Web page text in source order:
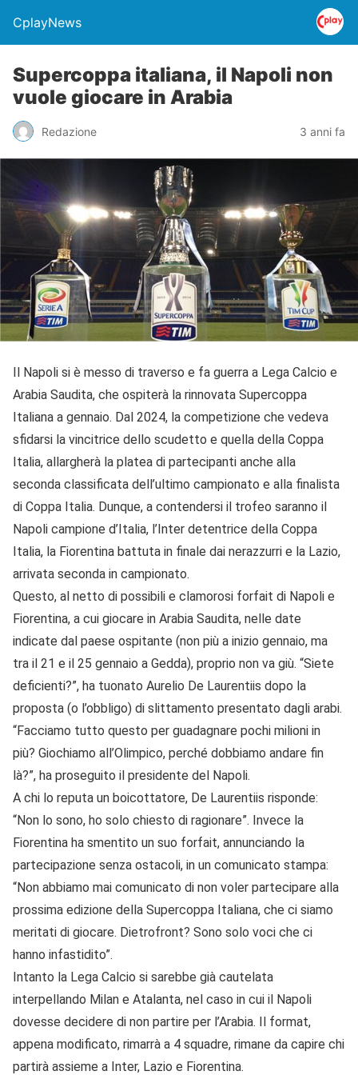
CplayNews
Supercoppa italiana, il Napoli non
vuole giocare in Arabia
Redazione 3 anni fa
Il Napoli si è messo di traverso e fa guerra a Lega Calcio e
Arabia Saudita, che ospiterà la rinnovata Supercoppa
Italiana a gennaio. Dal 2024, la competizione che vedeva
sfidarsi la vincitrice dello scudetto e quella della Coppa
Italia, allargherà la platea di partecipanti anche alla
seconda classificata dell’ultimo campionato e alla finalista
di Coppa Italia. Dunque, a contendersi il trofeo saranno il
Napoli campione d’Italia, l’Inter detentrice della Coppa
Italia, la Fiorentina battuta in finale dai nerazzurri e la Lazio,
arrivata seconda in campionato.
Questo, al netto di possibili e clamorosi forfait di Napoli e
Fiorentina, a cui giocare in Arabia Saudita, nelle date
indicate dal paese ospitante (non più a inizio gennaio, ma
tra il 21 e il 25 gennaio a Gedda), proprio non va giù. “Siete
deficienti?”, ha tuonato Aurelio De Laurentiis dopo la
proposta (o l’obbligo) di slittamento presentato dagli arabi.
“Facciamo tutto questo per guadagnare pochi milioni in
più? Giochiamo all’Olimpico, perché dobbiamo andare fin
là?”, ha proseguito il presidente del Napoli.
A chi lo reputa un boicottatore, De Laurentiis risponde:
“Non lo sono, ho solo chiesto di ragionare”. Invece la
Fiorentina ha smentito un suo forfait, annunciando la
partecipazione senza ostacoli, in un comunicato stampa:
“Non abbiamo mai comunicato di non voler partecipare alla
prossima edizione della Supercoppa Italiana, che ci siamo
meritati di giocare. Dietrofront? Sono solo voci che ci
hanno infastidito”.
Intanto la Lega Calcio si sarebbe già cautelata
interpellando Milan e Atalanta, nel caso in cui il Napoli
dovesse decidere di non partire per l’Arabia. Il format,
appena modificato, rimarrà a 4 squadre, rimane da capire chi
partirà assieme a Inter, Lazio e Fiorentina.